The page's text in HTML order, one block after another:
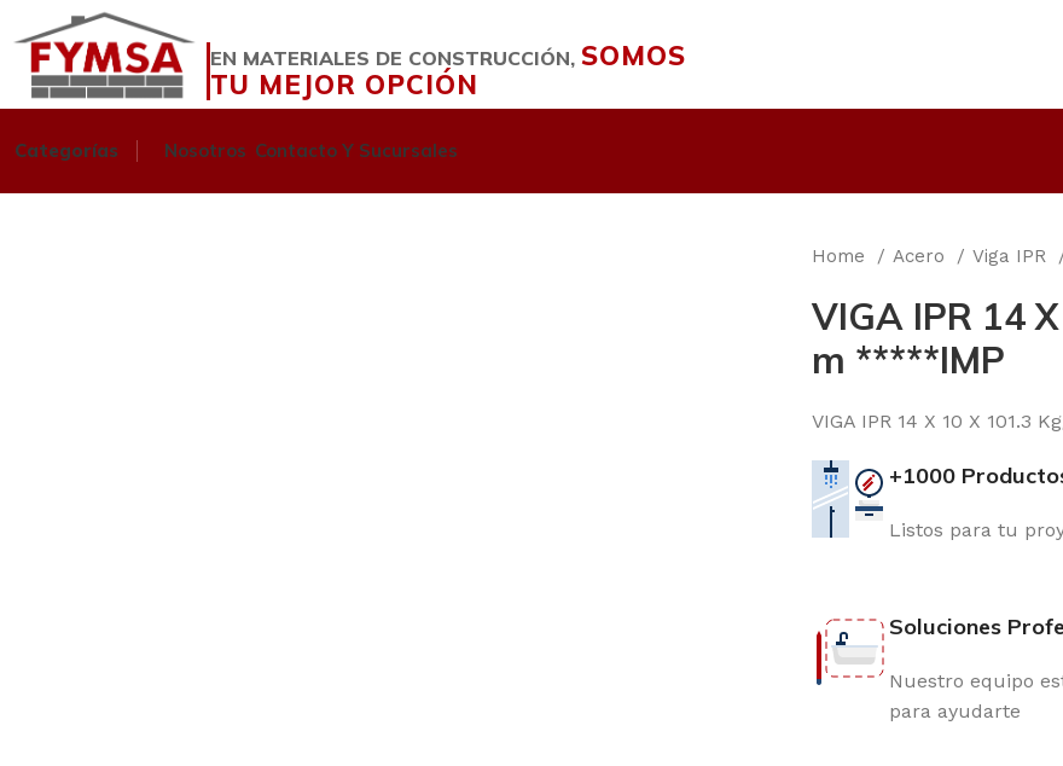
EN MATERIALES DE CONSTRUCCIÓN, SOMOS
TU MEJOR OPCIÓN
Categorías Nosotros Contacto Y Sucursales
Home Acero Viga IPR
VIGA IPR 14
m *****IMP
VIGA IPR 14 X 10 X 101.3
+1000
Listos para tu
Soluciones
Nuestro equipo
para ayudarte